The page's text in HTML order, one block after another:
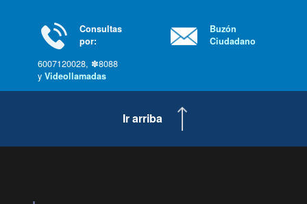
Consultas
por:
6007120028, ✽8088
y Videollamadas
Buzón
Ciudadano
Ir arriba